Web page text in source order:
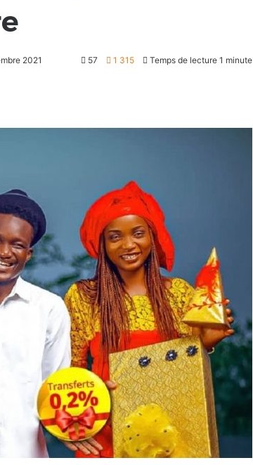
2021 57 1 315 Temps de lecture 1 minute